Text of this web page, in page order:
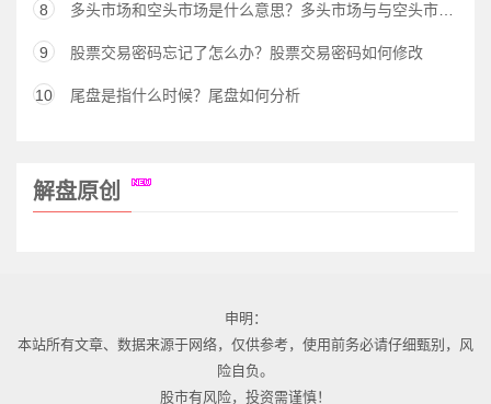
8 多头市场和空头市场是什么意思？多头市场与与空头市场的区别
9 股票交易密码忘记了怎么办？股票交易密码如何修改
10 尾盘是指什么时候？尾盘如何分析
解盘原创
申明：
本站所有文章、数据来源于网络，仅供参考，使用前务必请仔细甄别，风
险自负。
股市有风险，投资需谨慎！